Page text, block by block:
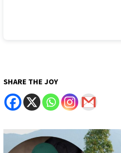
SHARE THE JOY